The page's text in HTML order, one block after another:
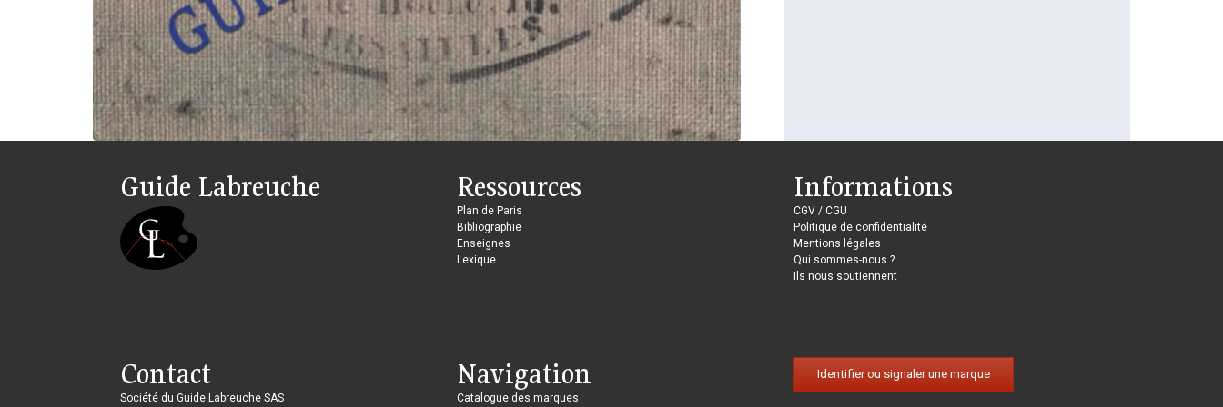
Guide Labreuche Ressources
Plan de Paris
Bibliographie
Enseignes
Lexique
Informations
CGV / CGU
Politique de confidentialité
Mentions légales
Qui sommes-nous ?
Ils nous soutiennent
Contact
Société du Guide Labreuche SAS
Navigation
Catalogue des marques
Identifier ou signaler une marque